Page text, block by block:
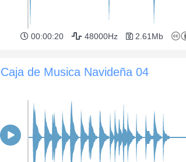
00:00:20 48000Hz 2.61Mb
Caja de Musica Navideña 04